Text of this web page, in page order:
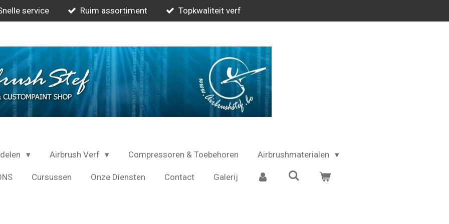
service Ruim assortiment Topkwaliteit verf
Airbrush Verf Compressoren & Toebehoren Airbrushmaterialen
Cursussen Onze Diensten Contact Galerij